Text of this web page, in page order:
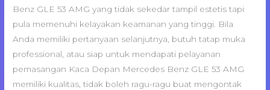
Benz GLE 53 AMG yang tidak sekedar tampil estetis tapi
pula memenuhi kelayakan keamanan yang tinggi. Bila
Anda memiliki pertanyaan selanjutnya, butuh tatap muka
professional, atau siap untuk mendapati pelayanan
pemasangan Kaca Depan Mercedes Benz GLE 53 AMG
memiliki kualitas, tidak boleh ragu-ragu buat mengontak